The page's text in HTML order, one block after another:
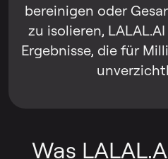
bereinigen oder
zu isolieren,
Ergebnisse, die für
Was